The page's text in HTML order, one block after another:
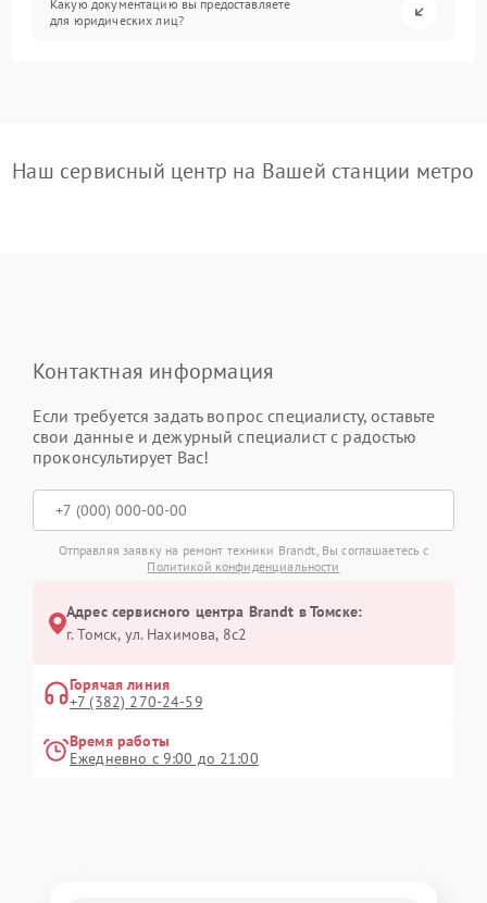
Какую документацию вы предоставляете
для юридических лиц?
Наш сервисный центр на Вашей станции метро
Контактная информация
Если требуется задать вопрос специалисту, оставьте
свои данные и дежурный специалист с радостью
проконсультирует Вас!
Отправляя заявку на ремонт техники Brandt, Вы соглашаетесь с
Политикой конфиденциальности
Адрес сервисного центра Brandt в Томске:
г. Томск, ул. Нахимова, 8с2
Горячая линия
+7 (382) 270-24-59
Время работы
Ежедневно с 9:00 до 21:00